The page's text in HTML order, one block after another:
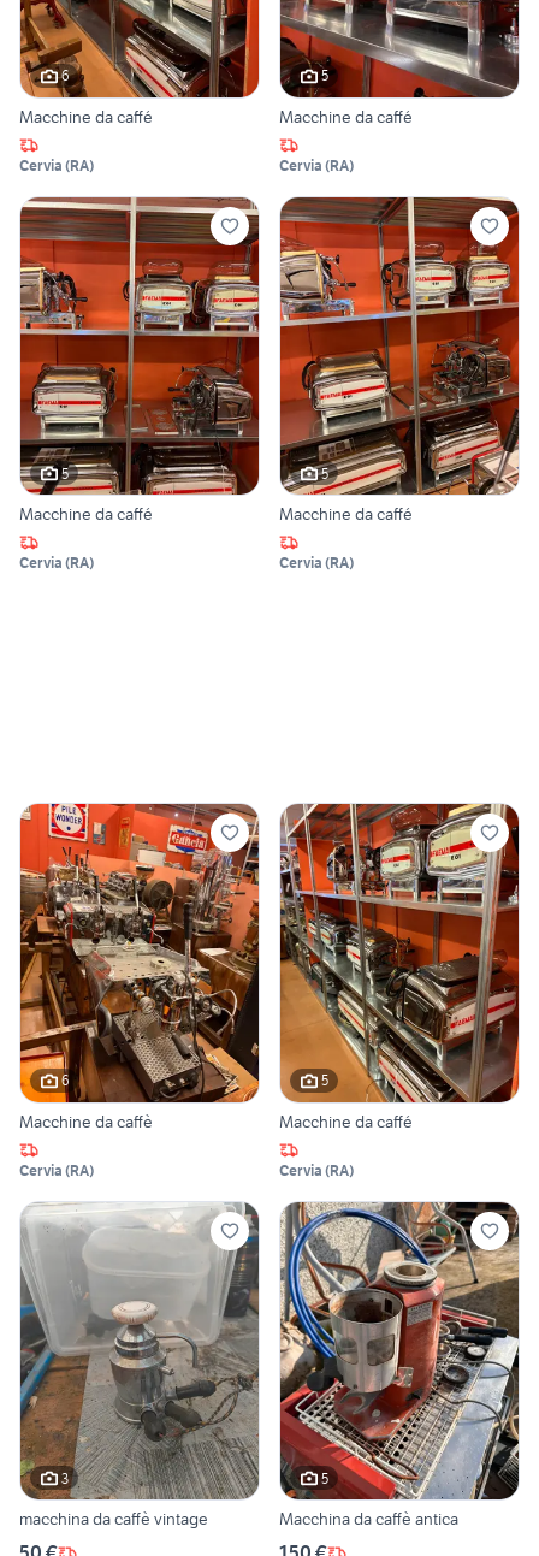
6
Macchine da caffé
Cervia (RA)
5
Macchine da caffé
Cervia (RA)
5
Macchine da caffé
Cervia (RA)
5
Macchine da caffé
Cervia (RA)
6
Macchine da caffè
Cervia (RA)
5
Macchine da caffé
Cervia (RA)
3
macchina da caffè vintage
5
Macchina da caffè antica